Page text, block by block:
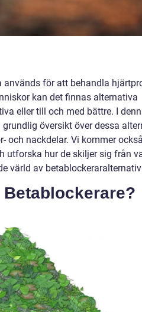
används för att behandla
kan det finnas alternativa
eller till och med bättre. I
översikt över dessa
och nackdelar. Vi kommer
utforska hur de skiljer sig från
värld av